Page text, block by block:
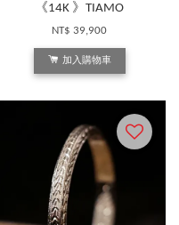
《14K 》TIAMO
NT$ 39,900
加入購物車